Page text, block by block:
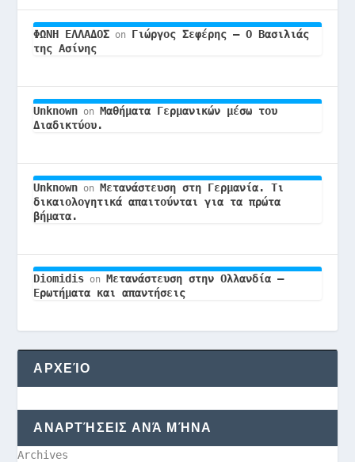
ΦΩΝΗ ΕΛΛΑΔΟΣ on Γιώργος Σεφέρης – Ο Βασιλιάς
της Ασίνης
Unknown on Μαθήματα Γερμανικών μέσω του
Διαδικτύου.
Unknown on Μετανάστευση στη Γερμανία. Τι
δικαιολογητικά απαιτούνται για τα πρώτα
βήματα.
Diomidis on Μετανάστευση στην Ολλανδία –
Ερωτήματα και απαντήσεις
ΑΡΧΕΊΟ
ΑΝΑΡΤΉΣΕΙΣ ΑΝΆ ΜΉΝΑ
Archives